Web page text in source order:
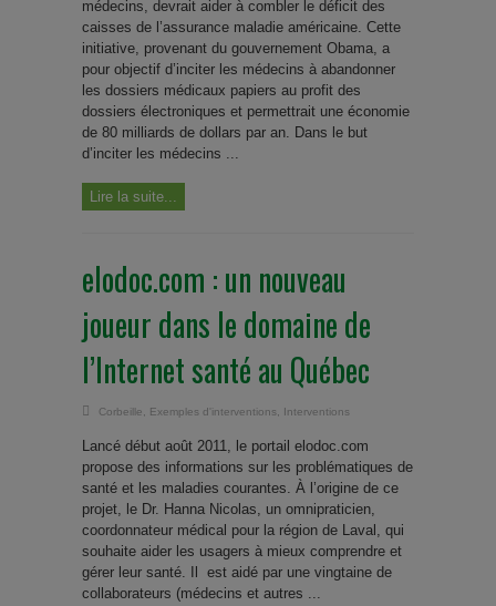
médecins, devrait aider à combler le déficit des
caisses de l’assurance maladie américaine. Cette
initiative, provenant du gouvernement Obama, a
pour objectif d’inciter les médecins à abandonner
les dossiers médicaux papiers au profit des
dossiers électroniques et permettrait une économie
de 80 milliards de dollars par an. Dans le but
d’inciter les médecins ...
Lire la suite...
elodoc.com : un nouveau
joueur dans le domaine de
l’Internet santé au Québec
Corbeille Exemples d'interventions Interventions
Lancé début août 2011, le portail elodoc.com
propose des informations sur les problématiques de
santé et les maladies courantes. À l’origine de ce
projet, le Dr. Hanna Nicolas, un omnipraticien,
coordonnateur médical pour la région de Laval, qui
souhaite aider les usagers à mieux comprendre et
gérer leur santé. Il est aidé par une vingtaine de
collaborateurs (médecins et autres ...